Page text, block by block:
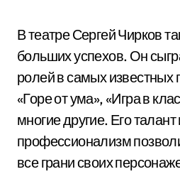
В театре Сергей Чирков
больших успехов. Он
ролей в самых известных
«Горе от ума», «Игра в
многие другие. Его талант
профессионализм
все грани своих